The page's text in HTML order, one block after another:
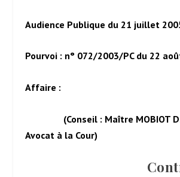
Audience Publique du 21 juillet
Pourvoi : n° 072/2003/PC du 22
Affaire :
(Conseil : Maître MOBIOT D.
Avocat à la Cour)